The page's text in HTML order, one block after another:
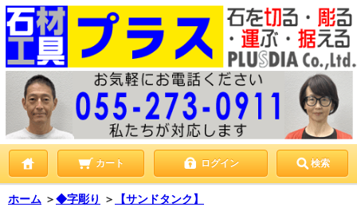
カート ログイン 検索
ホーム ＞◆字彫り ＞ 【サンドタンク】